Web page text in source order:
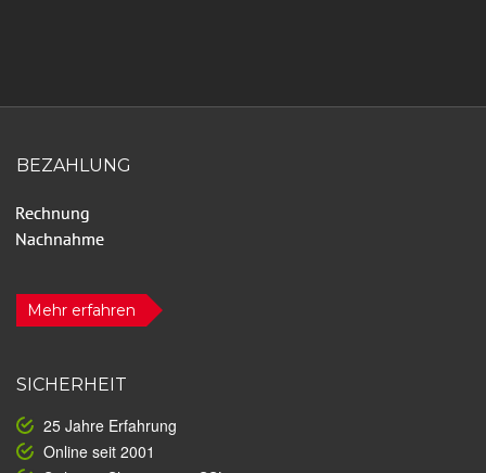
BEZAHLUNG
Mehr erfahren
SICHERHEIT
25 Jahre Erfahrung
Online seit 2001